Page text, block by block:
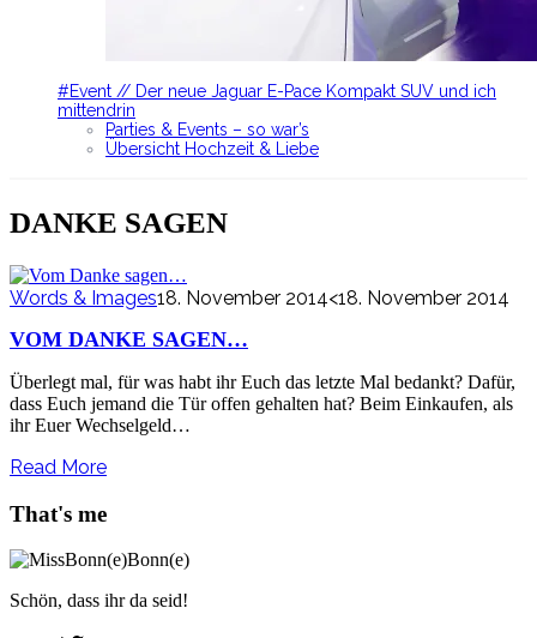
#Event // Der neue Jaguar E-Pace Kompakt SUV und ich
mittendrin
Parties & Events – so war’s
Übersicht Hochzeit & Liebe
DANKE SAGEN
Words & Images18. November 2014<18. November 2014
VOM DANKE SAGEN…
Überlegt mal, für was habt ihr Euch das letzte Mal bedankt? Dafür,
dass Euch jemand die Tür offen gehalten hat? Beim Einkaufen, als
ihr Euer Wechselgeld…
Read More
That's me
Schön, dass ihr da seid!